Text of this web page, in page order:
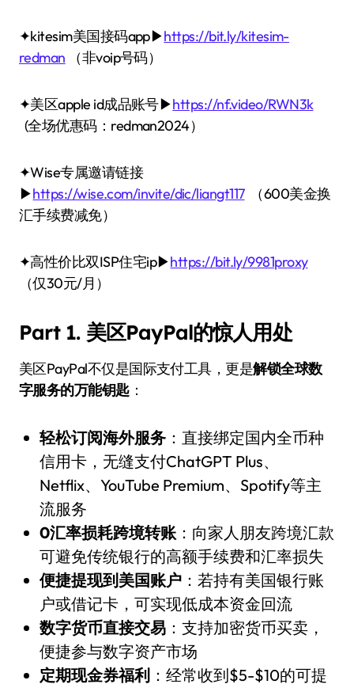
✦kitesim美国接码app▶https://bit.ly/kitesim-
redman （非voip号码）
✦美区apple id成品账号▶https://nf.video/RWN3k
(全场优惠码：redman2024）
✦Wise专属邀请链接
▶https://wise.com/invite/dic/liangt117（600美金换
汇手续费减免）
✦高性价比双ISP住宅ip▶https://bit.ly/9981proxy
（仅30元/月）
Part 1. 美区PayPal的惊人用处
美区PayPal不仅是国际支付工具，更是解锁全球数
字服务的万能钥匙：
轻松订阅海外服务：直接绑定国内全币种
信用卡，无缝支付ChatGPT Plus、
Netflix、YouTube Premium、Spotify等主
流服务
0汇率损耗跨境转账：向家人朋友跨境汇款
可避免传统银行的高额手续费和汇率损失
便捷提现到美国账户：若持有美国银行账
户或借记卡，可实现低成本资金回流
数字货币直接交易：支持加密货币买卖，
便捷参与数字资产市场
定期现金券福利 ：经常收到$5-$10的可提